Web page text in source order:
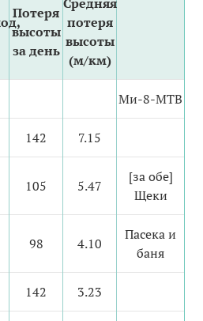
Потеря
высоты
за день
потеря
высоты
(м/км)
Ми-8-МТВ
142 7.15
105 5.47
[за обе]
Щеки
98 4.10
Пасека и
баня
142 3.23